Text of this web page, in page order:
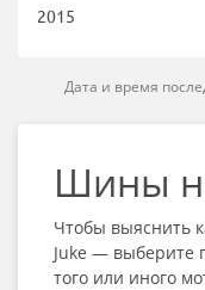
2015
Дата и время
Шины
Чтобы выяснить
Juke — выберите
того или иного